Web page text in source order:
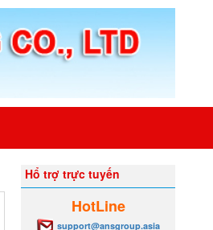
Hổ trợ trực tuyến
HotLine
support@ansgroup.asia